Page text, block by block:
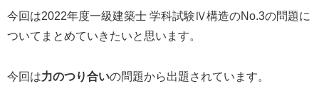
今回は2022年度一級建築士 学科試験Ⅳ構造のNo.3の問題に
ついてまとめていきたいと思います。
今回は力のつり合いの問題から出題されています。